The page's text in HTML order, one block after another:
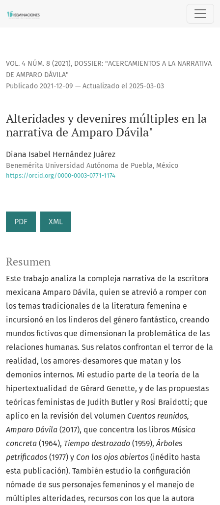
Alteridades y devenires múltiples en la narrativa de
VOL. 4 NÚM. 8 (2021), DOSSIER: "ACERCAMIENTOS A LA NARRATIVA
DE AMPARO DÁVILA"
Alteridades y devenires múltiples en la
narrativa de Amparo Dávila"
Publicado 2021-12-09 — Actualizado el 2025-03-03
Diana Isabel Hernández Juárez
Benemérita Universidad Autónoma de Puebla, México
https://orcid.org/0000-0003-0771-1174
PDF XML
Resumen
Este trabajo analiza la compleja narrativa de la escritora
mexicana Amparo Dávila, quien se atrevió a romper con
los temas tradicionales de la literatura femenina e
incursionó en los linderos del género fantástico, creando
mundos fictivos que dimensionan la problemática de las
relaciones humanas. Sus relatos confrontan el terror de la
realidad, los amores-desamores que matan y los
demonios internos. Mi estudio parte de la teoría de la
hipertextualidad de Gérard Genette, y de las propuestas
teóricas feministas de Judith Butler y Rosi Braidotti; que
aplico en la revisión del volumen Cuentos reunidos,
Amparo Dávila (2017), que concentra los libros Música
concreta (1964), Tiempo destrozado (1959),Árboles
petrificados (1977) y Con los ojos abiertos (inédito hasta
esta publicación). También estudio la configuración
nómade de sus personajes femeninos y el manejo de
múltiples alteridades, recursos con los que la autora